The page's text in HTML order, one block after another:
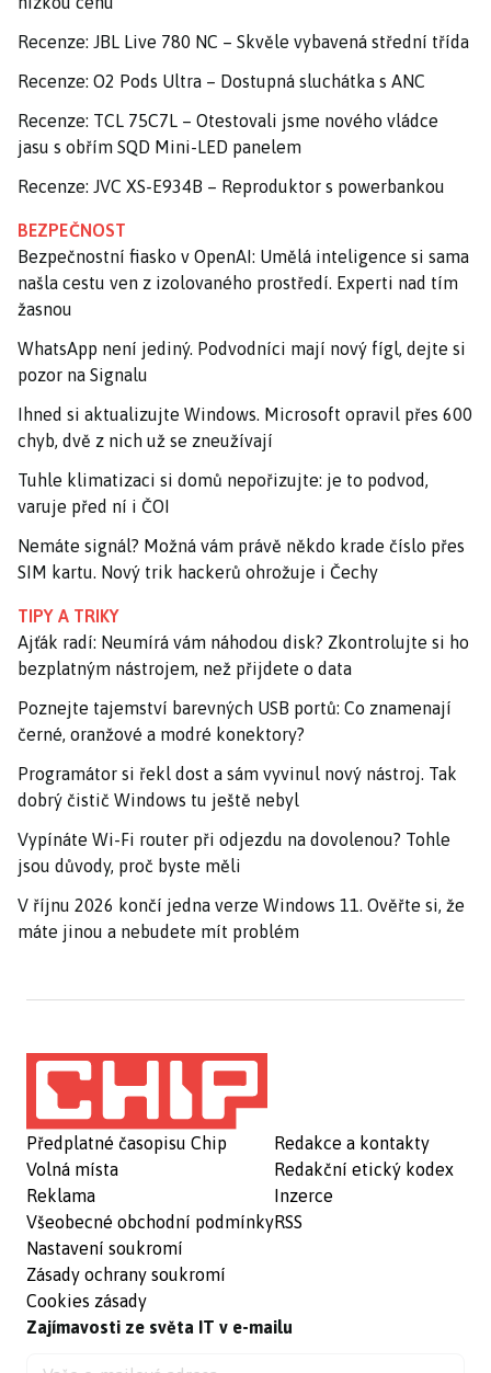
Recenze: JBL Live 780 NC – Skvěle vybavená střední třída
Recenze: O2 Pods Ultra – Dostupná sluchátka s ANC
Recenze: TCL 75C7L – Otestovali jsme nového vládce
jasu s obřím SQD Mini-LED panelem
Recenze: JVC XS-E934B – Reproduktor s powerbankou
BEZPEČNOST
Bezpečnostní fiasko v OpenAI: Umělá inteligence si sama
našla cestu ven z izolovaného prostředí. Experti nad tím
žasnou
WhatsApp není jediný. Podvodníci mají nový fígl, dejte si
pozor na Signalu
Ihned si aktualizujte Windows. Microsoft opravil přes 600
chyb, dvě z nich už se zneužívají
Tuhle klimatizaci si domů nepořizujte: je to podvod,
varuje před ní i ČOI
Nemáte signál? Možná vám právě někdo krade číslo přes
SIM kartu. Nový trik hackerů ohrožuje i Čechy
TIPY A TRIKY
Ajťák radí: Neumírá vám náhodou disk? Zkontrolujte si ho
bezplatným nástrojem, než přijdete o data
Poznejte tajemství barevných USB portů: Co znamenají
černé, oranžové a modré konektory?
Programátor si řekl dost a sám vyvinul nový nástroj. Tak
dobrý čistič Windows tu ještě nebyl
Vypínáte Wi-Fi router při odjezdu na dovolenou? Tohle
jsou důvody, proč byste měli
V říjnu 2026 končí jedna verze Windows 11. Ověřte si, že
máte jinou a nebudete mít problém
Předplatné časopisu Chip
Volná místa
Reklama
Všeobecné obchodní podmínky
Nastavení soukromí
Zásady ochrany soukromí
Cookies zásady
Redakce a kontakty
Redakční etický kodex
Inzerce
RSS
Zajímavosti ze světa IT v e-mailu